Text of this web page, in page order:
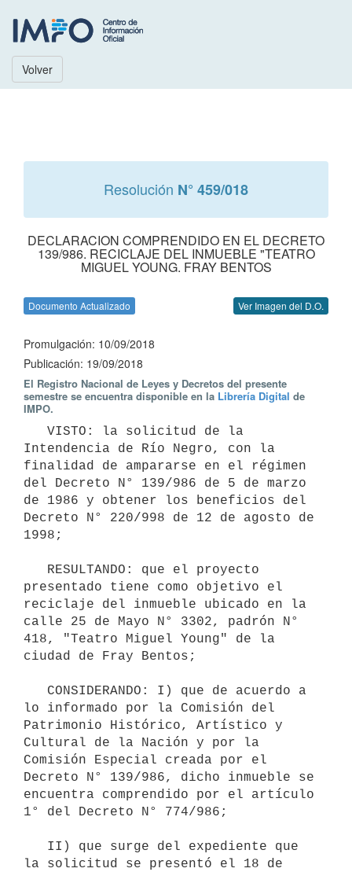
Volver
Resolución N° 459/018
DECLARACION COMPRENDIDO EN EL DECRETO
139/986. RECICLAJE DEL INMUEBLE "TEATRO
MIGUEL YOUNG. FRAY BENTOS
Documento Actualizado Ver Imagen del D.O.
Promulgación: 10/09/2018
Publicación: 19/09/2018
El Registro Nacional de Leyes y Decretos del presente
semestre se encuentra disponible en la Librería Digital de
IMPO.
Intendencia de Río Negro, con la
finalidad de ampararse en el régimen
del Decreto N° 139/986 de 5 de marzo
de 1986 y obtener los beneficios del
Decreto N° 220/998 de 12 de agosto de
1998;
presentado tiene como objetivo el
reciclaje del inmueble ubicado en la
calle 25 de Mayo N° 3302, padrón N°
418, "Teatro Miguel Young" de la
ciudad de Fray Bentos;
lo informado por la Comisión del
Patrimonio Histórico, Artístico y
Cultural de la Nación y por la
Comisión Especial creada por el
Decreto N° 139/986, dicho inmueble se
encuentra comprendido por el artículo
1° del Decreto N° 774/986;
la solicitud se presentó el 18 de